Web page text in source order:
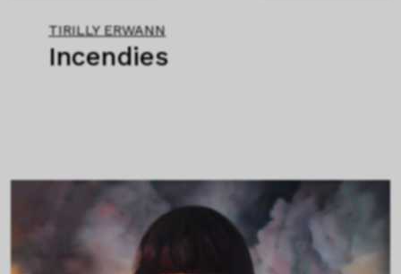
TIRILLY ERWANN
Incendies